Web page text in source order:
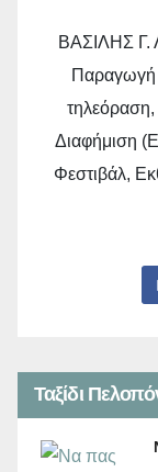
ΒΑΣΙΛΗΣ Γ.
Παραγωγή
τηλεόραση,
Διαφήμιση
Φεστιβάλ,
Ταξίδι